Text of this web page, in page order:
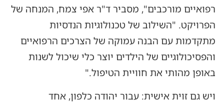
רפואיים מורכבים", מסביר ד"ר אפי צמח, המנחה של
הפרויקט. "השילוב של טכנולוגיות הנדסיות
מתקדמות עם הבנה עמוקה של הצרכים הרפואיים
והפסיכולוגיים של הילדים יוצר כלי שיכול לשנות
באופן מהותי את חוויית הטיפול."
ויש גם זוית אישית: עבור יהודה כלפון, אחד